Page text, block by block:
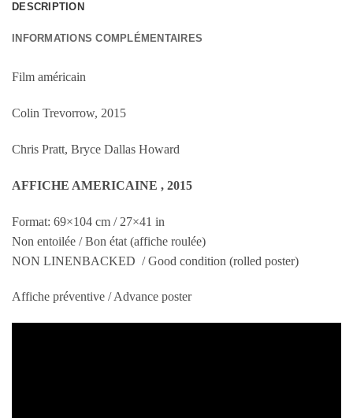
DESCRIPTION
INFORMATIONS COMPLÉMENTAIRES
Film américain
Colin Trevorrow, 2015
Chris Pratt, Bryce Dallas Howard
AFFICHE AMERICAINE , 2015
Format: 69×104 cm / 27×41 in
Non entoilée / Bon état (affiche roulée)
NON LINENBACKED / Good condition (rolled poster)
Affiche préventive / Advance poster